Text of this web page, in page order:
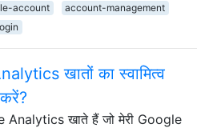
account
account-management
खातों का स्वामित्व
Analytics खाते हैं जो मेरी Google